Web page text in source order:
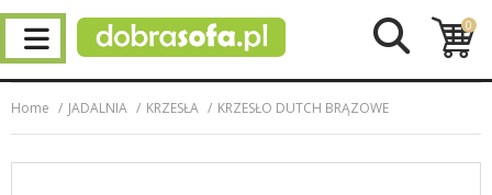
0
Home JADALNIA KRZESŁA KRZESŁO DUTCH BRĄZOWE